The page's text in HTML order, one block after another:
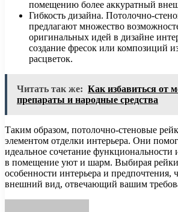
помещению более аккуратный
Гибкость дизайна. Потолочно-
предлагают множество
оригинальных идей в дизайне
создание фресок или композиций
расцветок.
Читать так же: Как избавиться от
препараты и народные средства
Таким образом, потолочно-стеновые
элементом отделки интерьера. Они
идеальное сочетание функциональности
в помещение уют и шарм. Выбирая
особенности интерьера и предпочтения,
внешний вид, отвечающий вашим